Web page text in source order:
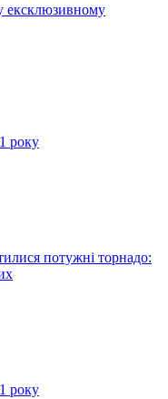
ексклюзивному
року
потужні торнадо:
року